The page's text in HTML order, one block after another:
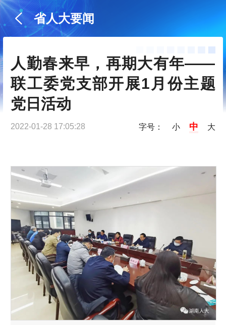
省人大要闻
人勤春来早，再期大有年——
联工委党支部开展1月份主题
党日活动
2022-01-28 17:05:28 字号： 小 中 大